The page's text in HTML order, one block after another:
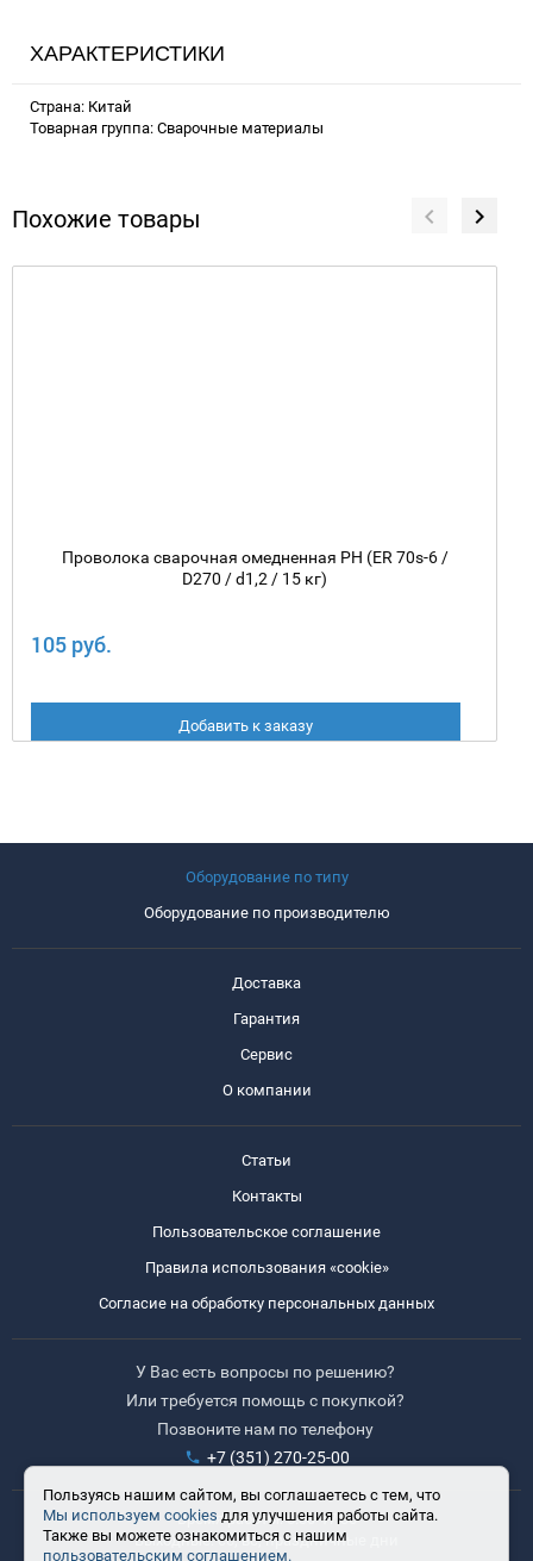
ХАРАКТЕРИСТИКИ
Страна: Китай
Товарная группа: Сварочные материалы
Похожие товары
Проволока сварочная омедненная PH (ER 70s-6 /
D270 / d1,2 / 15 кг)
105 руб.
Добавить к заказу
Оборудование по типу
Оборудование по производителю
Доставка
Гарантия
Сервис
О компании
Статьи
Контакты
Пользовательское соглашение
Правила использования «cookie»
Согласие на обработку персональных данных
У Вас есть вопросы по решению?
Или требуется помощь с покупкой?
Позвоните нам по телефону
+7 (351) 270-25-00
Время работы: 8:30-17:30
Выходные: сб, вс, праздничные дни
Пользуясь нашим сайтом, вы соглашаетесь с тем, что
Мы используем cookies для улучшения работы сайта.
Также вы можете ознакомиться с нашим
пользовательским соглашением.